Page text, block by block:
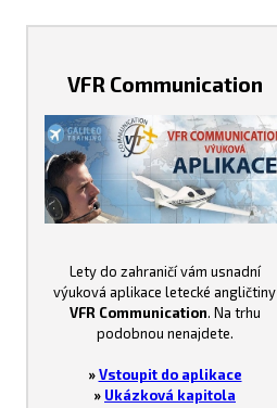
VFR Communication
Lety do zahraničí vám usnadní
výuková aplikace letecké angličtiny
VFR Communication. Na trhu
podobnou nenajdete.
» Vstoupit do aplikace
» Ukázková kapitola